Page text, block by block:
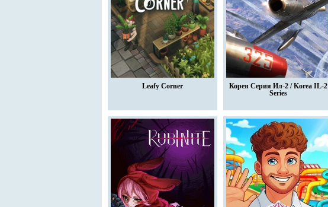
Leafy Corner
Корея Серия Ил-2 / Korea IL-2
Series